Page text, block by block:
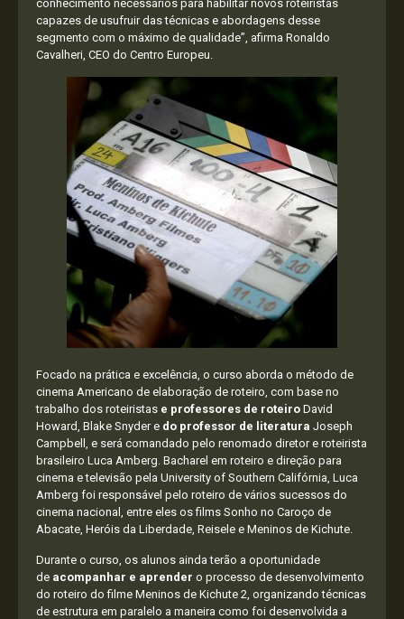
conhecimento necessários para habilitar novos roteiristas
capazes de usufruir das técnicas e abordagens desse
segmento com o máximo de qualidade”, afirma Ronaldo
Cavalheri, CEO do Centro Europeu.
Focado na prática e excelência, o curso aborda o método de
cinema Americano de elaboração de roteiro, com base no
trabalho dos roteiristas e professores de roteiro David
Howard, Blake Snyder e do professor de literatura Joseph
Campbell, e será comandado pelo renomado diretor e roteirista
brasileiro Luca Amberg. Bacharel em roteiro e direção para
cinema e televisão pela University of Southern Califórnia, Luca
Amberg foi responsável pelo roteiro de vários sucessos do
cinema nacional, entre eles os films Sonho no Caroço de
Abacate, Heróis da Liberdade, Reisele e Meninos de Kichute.
Durante o curso, os alunos ainda terão a oportunidade
de acompanhar e aprender o processo de desenvolvimento
do roteiro do filme Meninos de Kichute 2, organizando técnicas
de estrutura em paralelo a maneira como foi desenvolvida a